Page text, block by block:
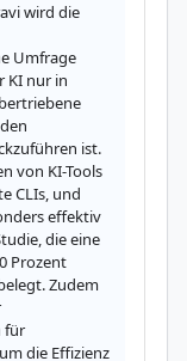
wird die
Umfrage
KI nur in
ist.
von KI-Tools
CLIs, und
effektiv
die eine
Prozent
Zudem
für
die Effizienz